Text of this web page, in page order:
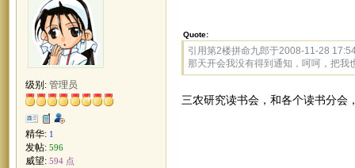
级别: 管理员
精华: 1
发帖: 596
威望: 594 点
Quote:
引用第2楼拼命九郎于2008-11-28
那天开会我没有得到通知，呵呵，把我
三农研究读书会，和各个读书分会